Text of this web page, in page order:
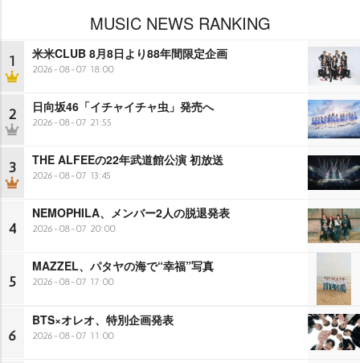
MUSIC NEWS RANKING
1 米米CLUB 8月8日より88年間限定企画
2026-08-07 18:00
2 日向坂46「イチャイチャ虫」発売へ
2026-08-07 21:55
3 THE ALFEEの22年武道館公演 初放送
2026-08-07 13:45
4
NEMOPHILA、メンバー2人の脱退発表
2026-08-07 20:00
5
MAZZEL、パタヤの海で“幸福”写真
2026-08-07 17:00
6
BTS×オレオ、特別企画発表
2026-08-07 11:00